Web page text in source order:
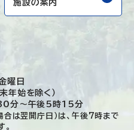
施設の案内
曜日
年始を除く）
分～午後5時15分
は翌開庁日）は、午後7時まで
。